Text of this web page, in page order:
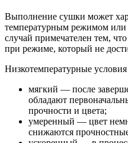
Выполнение сушки может
температурным режимом или
случай примечателен тем,
при режиме, который не
Низкотемпературные
мягкий — после
обладают
прочности и цвета;
умеренный — цвет
снижаются